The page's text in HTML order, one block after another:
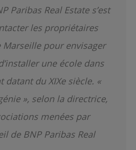
Paribas Real Estate s’est
les propriétaires
Marseille pour envisager
une école dans
datant du XIXe siècle. «
», selon la directrice,
menées par
de BNP Paribas Real